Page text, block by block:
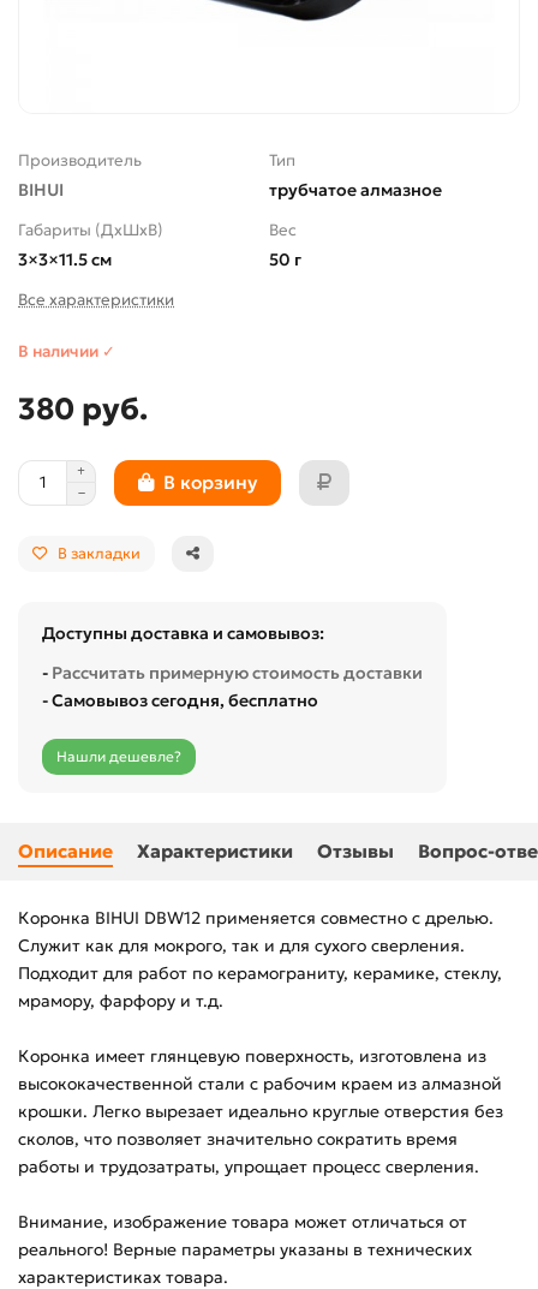
Производитель
BIHUI
Тип
трубчатое алмазное
Габариты (ДхШхВ)
3×3×11.5 см
Вес
50 г
Все характеристики
В наличии ✓
380 руб.
В корзину
В закладки
Доступны доставка и самовывоз:
- Рассчитать примерную стоимость доставки
- Самовывоз сегодня, бесплатно
Нашли дешевле?
Описание Характеристики Отзывы Вопрос-
Коронка BIHUI DBW12 применяется совместно с дрелью.
Служит как для мокрого, так и для сухого сверления.
Подходит для работ по керамограниту, керамике, стеклу,
мрамору, фарфору и т.д.
Коронка имеет глянцевую поверхность, изготовлена из
высококачественной стали с рабочим краем из алмазной
крошки. Легко вырезает идеально круглые отверстия без
сколов, что позволяет значительно сократить время
работы и трудозатраты, упрощает процесс сверления.
Внимание, изображение товара может отличаться от
реального! Верные параметры указаны в технических
характеристиках товара.